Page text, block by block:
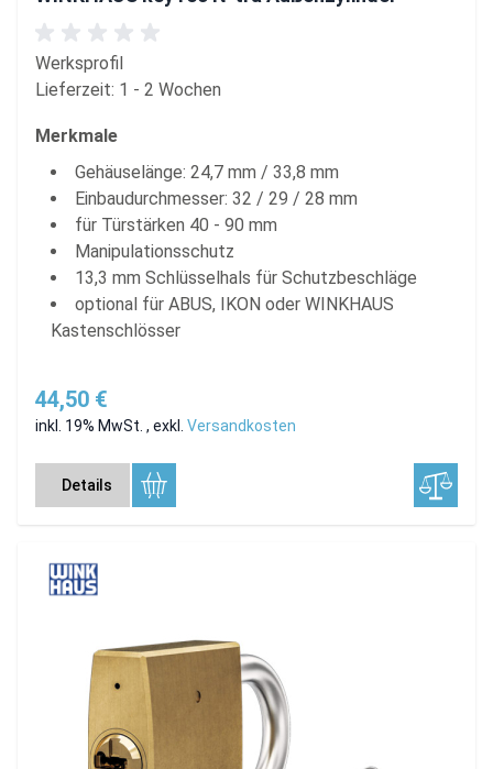
Werksprofil
Lieferzeit: 1 - 2 Wochen
Merkmale
Gehäuselänge: 24,7 mm / 33,8 mm
Einbaudurchmesser: 32 / 29 / 28 mm
für Türstärken 40 - 90 mm
Manipulationsschutz
13,3 mm Schlüsselhals für Schutzbeschläge
optional für ABUS, IKON oder WINKHAUS
Kastenschlösser
44,50 €
inkl. 19% MwSt. , exkl. Versandkosten
Details